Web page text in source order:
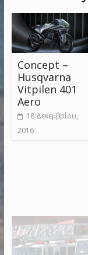
Concept –
Husqvarna
Vitpilen 401
Aero
18 Δεκεμβρίου,
2016